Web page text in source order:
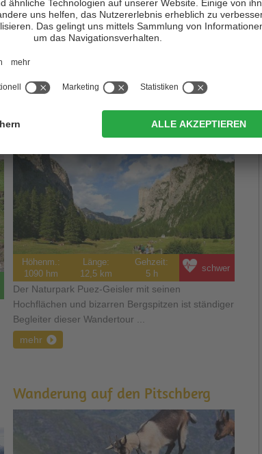
Wunderschöner und abwechslungsreicher
Erlebnisweg für Groß und Klein, eingebettet im
UNESCO Weltnaturerbe Dolomiten ...
mehr
Rundwanderung im Langental
Höhenm.:
1090 hm
Länge:
12,5 km
Gehzeit:
5 h
schwer
Der Naturpark Puez-Geisler mit seinen
Hochflächen und bizarren Bergspitzen ist ständiger
Begleiter dieser Wandertour ...
mehr
Wanderung auf den Pitschberg